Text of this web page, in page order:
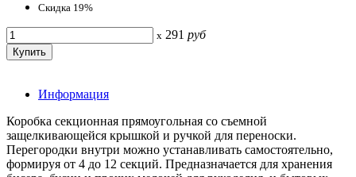
Скидка 19%
x 291 руб
Информация
Коробка секционная прямоугольная со съемной
защелкивающейся крышкой и ручкой для переноски.
Перегородки внутри можно устанавливать самостоятельно,
формируя от 4 до 12 секций. Предназначается для хранения